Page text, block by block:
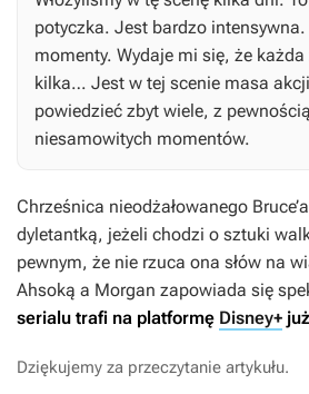
potyczka. Jest bardzo intensywna.
momenty. Wydaje mi się, że
kilka… Jest w tej scenie masa
powiedzieć zbyt wiele, z
niesamowitych momentów.
Chrześnica nieodżałowanego
dyletantką, jeżeli chodzi o sztuki
pewnym, że nie rzuca ona słów na
Ahsoką a Morgan zapowiada się
serialu trafi na platformę Disney+
Dziękujemy za przeczytanie artykułu.